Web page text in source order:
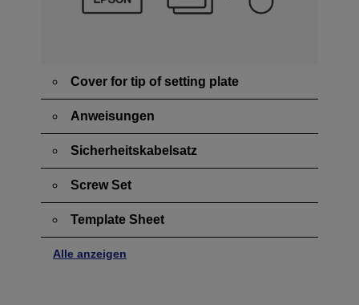
Cover for tip of setting plate
Anweisungen
Sicherheitskabelsatz
Screw Set
Template Sheet
Alle anzeigen